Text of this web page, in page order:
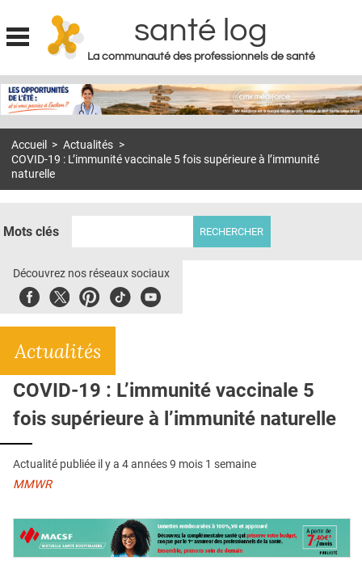
Jump to navigation
santé log
La communauté des professionnels de santé
MON COMPTE
S'ABONNER À LA REVUE SOIN À DOMICILE
E-REVUE SAD
THÉMA
CONTACT
Accueil > Actualités >
COVID-19 : L’immunité vaccinale 5 fois supérieure à l’immunité
naturelle
Mots clés
Découvrez nos réseaux sociaux
FacebookTwitterPinterest
TiktokYoubute
Actualités
COVID-19 : L’immunité vaccinale 5
fois supérieure à l’immunité naturelle
Actualité publiée il y a 4 années 9 mois 1 semaine
MMWR